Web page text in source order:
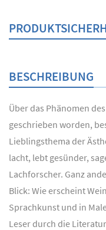
BESCHREIBUNG
Über das Phänomen
geschrieben worden,
Lieblingsthema der
lacht, lebt gesünder,
Lachforscher. Ganz
Blick: Wie erscheint
Sprachkunst und in
Leser durch die